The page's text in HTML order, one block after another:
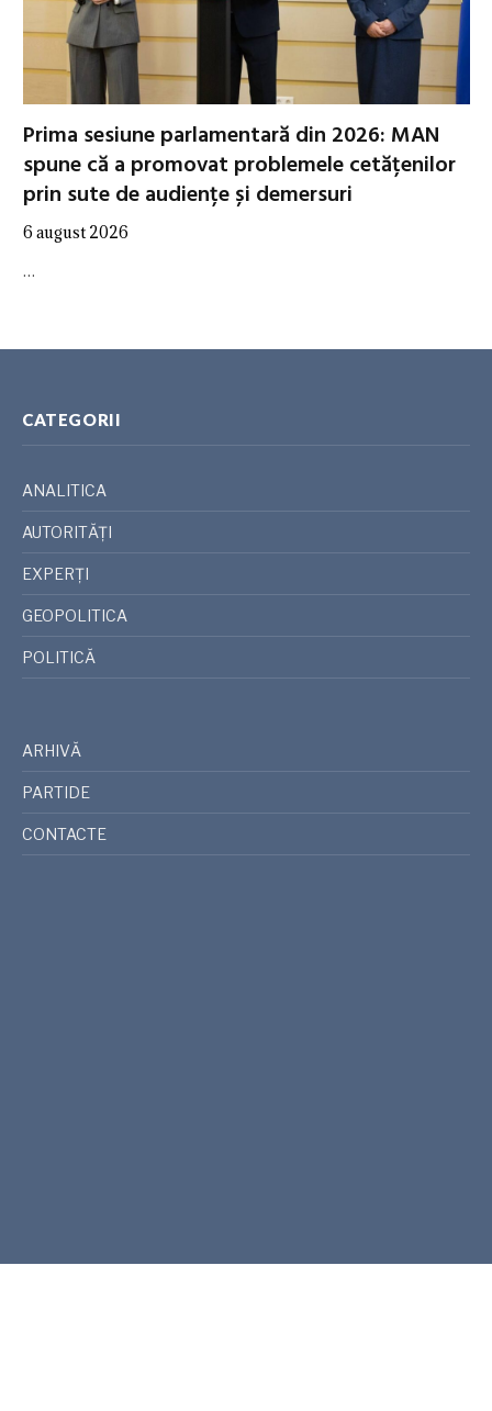
Prima sesiune parlamentară din 2026: MAN
spune că a promovat problemele cetățenilor
prin sute de audiențe și demersuri
6 august 2026
…
CATEGORII
ANALITICA
AUTORITĂȚI
EXPERȚI
GEOPOLITICA
POLITICĂ
ARHIVĂ
PARTIDE
CONTACTE